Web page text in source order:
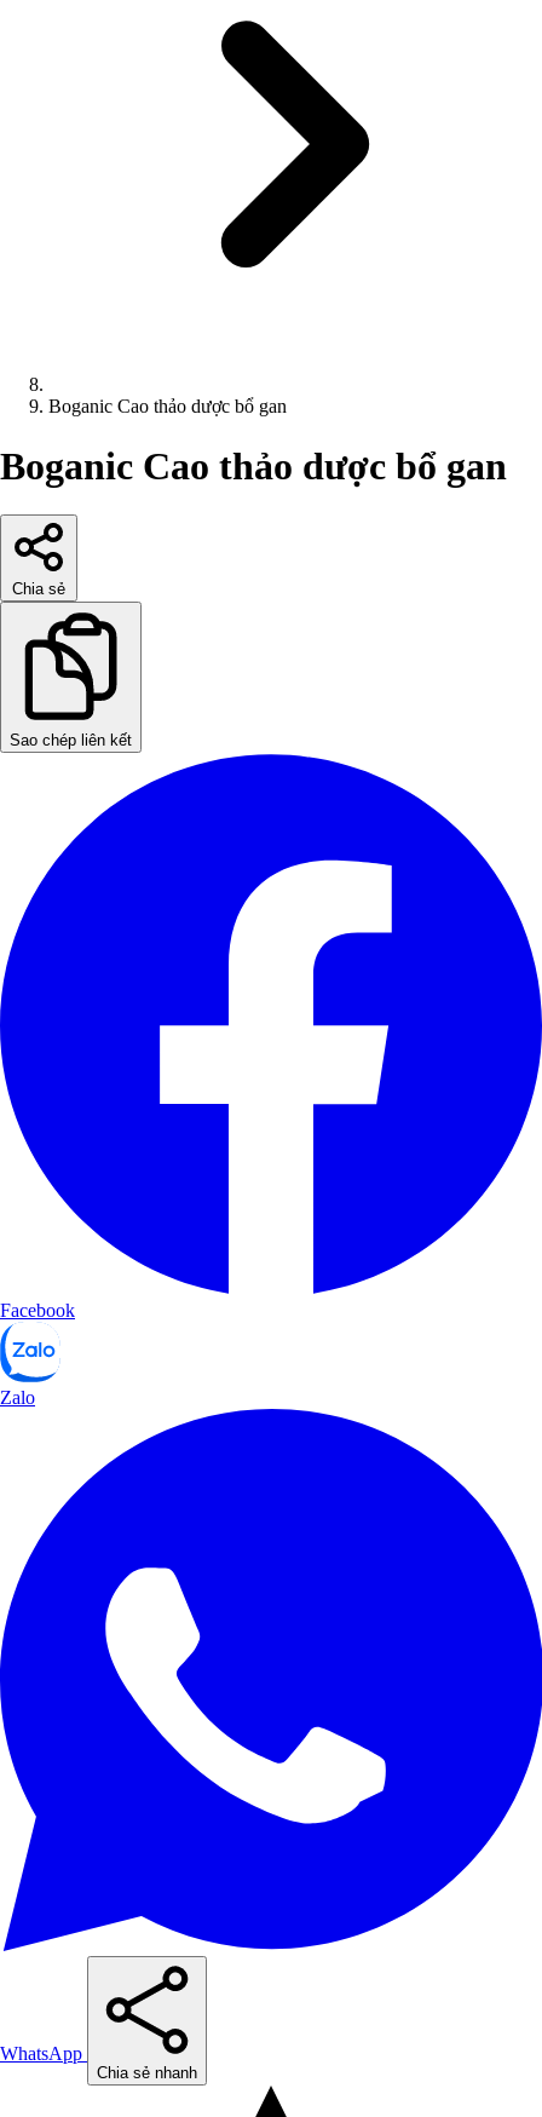
Boganic Cao thảo dược bổ gan
Boganic Cao thảo dược bổ gan
Chia sẻ
Sao chép liên kết
Facebook
Zalo
WhatsApp
Chia sẻ nhanh